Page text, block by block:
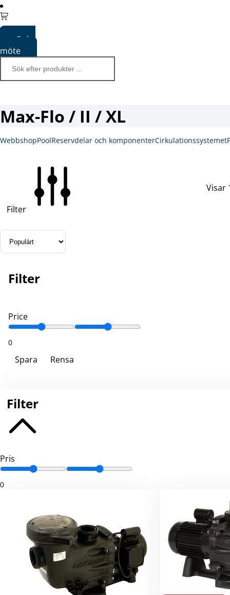
Boka
möte
Max-Flo / II / XL
WebbshopPoolReservdelar och komponenterCirkulationssystemet
Filter
Visar
Filter
Price
0
Spara Rensa
Filter
Pris
0